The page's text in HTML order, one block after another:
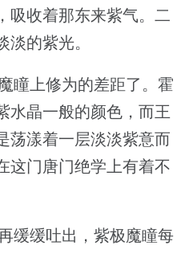
吸收着那东来紫气。二
淡的紫光。
瞳上修为的差距了。霍
水晶一般的颜色，而王
荡漾着一层淡淡紫意而
这门唐门绝学上有着不
缓缓吐出，紫极魔瞳每